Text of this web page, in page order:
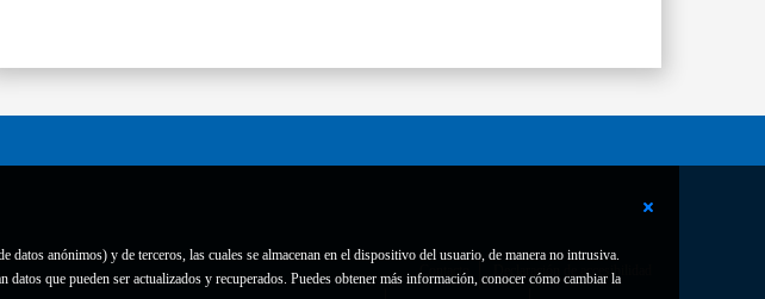
anónimos) y de terceros, las cuales se almacenan en el dispositivo del usuario, de manera no intrusiva.
que pueden ser actualizados y recuperados. Puedes obtener más información, conocer cómo cambiar la
Contacto Declaración de accesibilidad